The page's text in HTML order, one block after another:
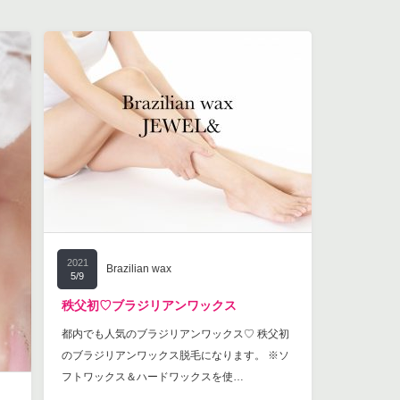
2021
5/9
Brazilian wax
秩父初♡ブラジリアンワックス
都内でも人気のブラジリアンワックス♡ 秩父初
のブラジリアンワックス脱毛になります。 ※ソ
フトワックス＆ハードワックスを使…